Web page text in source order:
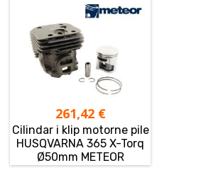
261,42 €
Cilindar i klip motorne pile
HUSQVARNA 365 X-Torq
Ø50mm METEOR